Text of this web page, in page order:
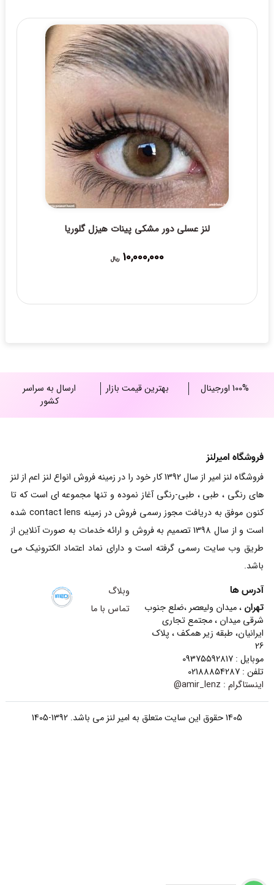
لنز عسلی دور مشکی پینات هیزل گلوریا
10,000,000 ریال
100% اورجینال بهترین قیمت بازار
ارسال به سراسر
کشور
فروشگاه امیرلنز
فروشگاه لنز امیر از سال 1392 کار خود را در زمینه فروش انواع لنز اعم از لنز
های رنگی ، طبی ، طبی-رنگی آغاز نموده و تنها مجموعه ای است که تا
کنون موفق به دریافت مجوز رسمی فروش در زمینه contact lens شده
است و از سال 1398 تصمیم به فروش و ارائه خدمات به صورت آنلاین از
طریق وب سایت رسمی گرفته است و دارای نماد اعتماد الکترونیک می
باشد.
آدرس ها
تهران ، میدان ولیعصر ،ضلع جنوب
شرقی میدان ، مجتمع تجاری
ایرانیان، طبقه زیر همکف ، پلاک
26
موبایل : 09375592817
تلفن : 02188854287
اینستاگرام : amir_lenz@
وبلاگ
تماس با ما
1405 حقوق این سایت متعلق به امیر لنز می باشد. 1392-1405